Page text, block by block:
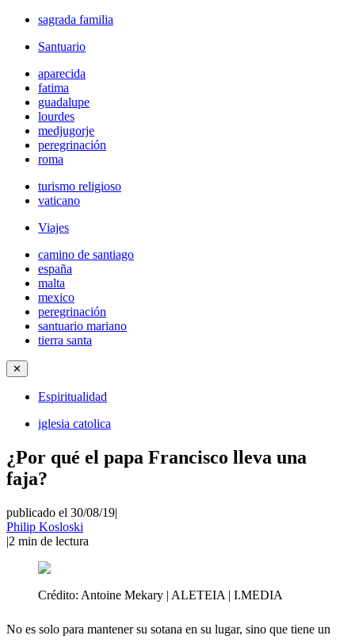
sagrada familia
Santuario
aparecida
fatima
guadalupe
lourdes
medjugorje
peregrinación
roma
turismo religioso
vaticano
Viajes
camino de santiago
españa
malta
mexico
peregrinación
santuario mariano
tierra santa
✕
Espiritualidad
iglesia catolica
¿Por qué el papa Francisco lleva una
faja?
publicado el 30/08/19|
Philip Kosloski
|2 min de lectura
Crédito: Antoine Mekary | ALETEIA | I.MEDIA
No es solo para mantener su sotana en su lugar, sino que tiene un